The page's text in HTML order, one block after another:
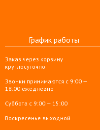
График работы
Заказ через корзину
круглосуточно
Звонки принимаются с 9:00 —
18:00 ежедневно
Суббота с 9:00 — 15:00
Воскресенье выходной